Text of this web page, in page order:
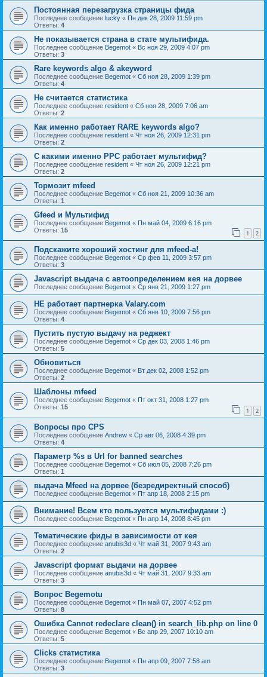
Постоянная перезагрузка страницы фида
Последнее сообщение lucky « Пн дек 28, 2009 11:59 pm
Ответы: 4
Не показывается страна в стате мультифида.
Последнее сообщение Begemot « Вс ноя 29, 2009 4:07 pm
Ответы: 3
Rare keywords algo & akeyword
Последнее сообщение Begemot « Сб ноя 28, 2009 1:39 pm
Ответы: 4
Не считается статистика
Последнее сообщение resident « Сб ноя 28, 2009 7:06 am
Ответы: 2
Как именно работает RARE keywords algo?
Последнее сообщение resident « Чт ноя 26, 2009 12:31 pm
Ответы: 2
C какими именно PPC работает мультифид?
Последнее сообщение resident « Чт ноя 26, 2009 12:21 pm
Ответы: 2
Тормозит mfeed
Последнее сообщение Begemot « Сб ноя 21, 2009 10:36 am
Ответы: 1
Gfeed и Мультифид
Последнее сообщение Begemot « Пн май 04, 2009 6:16 pm
Ответы: 15 1 2
Подскажите хороший хостинг для mfeed-a!
Последнее сообщение Begemot « Ср фев 11, 2009 3:57 pm
Ответы: 3
Javascript выдача с автоопределением кея на дорвее
Последнее сообщение Begemot « Ср янв 21, 2009 1:27 pm
НЕ работает партнерка Valary.com
Последнее сообщение Begemot « Сб янв 10, 2009 7:56 pm
Ответы: 4
Пустить пустую выдачу на реджект
Последнее сообщение Begemot « Ср дек 03, 2008 1:46 pm
Ответы: 5
Обновиться
Последнее сообщение Begemot « Вт дек 02, 2008 1:52 pm
Ответы: 2
Шаблоны mfeed
Последнее сообщение Begemot « Пт окт 31, 2008 1:27 pm
Ответы: 15 1 2
Вопросы про CPS
Последнее сообщение Andrew « Ср авг 06, 2008 4:39 pm
Ответы: 4
Параметр %s в Url for banned searches
Последнее сообщение Begemot « Сб июл 05, 2008 7:26 pm
Ответы: 1
выдача Mfeed на дорвее (безредиректный способ)
Последнее сообщение Begemot « Пт апр 18, 2008 2:15 pm
Внимание! Всем кто пользуется мультифидами :)
Последнее сообщение Begemot « Пн апр 14, 2008 8:45 pm
Тематические фиды в зависимости от кея
Последнее сообщение anubis3d « Чт май 31, 2007 9:43 am
Ответы: 2
Javascript формат выдачи на дорвее
Последнее сообщение anubis3d « Чт май 31, 2007 9:33 am
Ответы: 3
Вопрос Begemotu
Последнее сообщение Begemot « Пн май 07, 2007 4:52 pm
Ответы: 8
Ошибка Cannot redeclare clean() in search_lib.php on line 0
Последнее сообщение Begemot « Вс апр 29, 2007 10:10 am
Ответы: 5
Clicks статистика
Последнее сообщение Begemot « Пн апр 09, 2007 7:58 am
Ответы: 3